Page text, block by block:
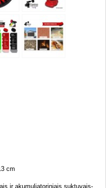
cm
ir akumuliatoriniais suktuvais-